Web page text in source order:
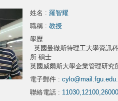
姓名 : 羅智耀
職稱 : 教授
學歷
: 英國曼徹斯特理工大學資訊
所 碩士
英國威爾斯大學企業管理研究
電子郵件 :
聯絡電話 :